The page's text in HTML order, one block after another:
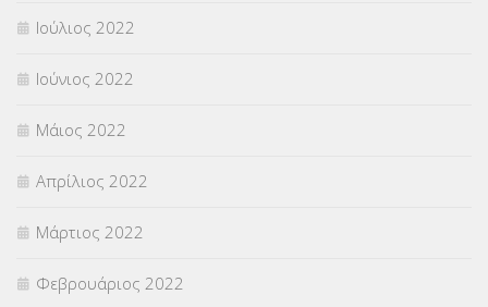
Ιούλιος 2022
Ιούνιος 2022
Μάιος 2022
Απρίλιος 2022
Μάρτιος 2022
Φεβρουάριος 2022